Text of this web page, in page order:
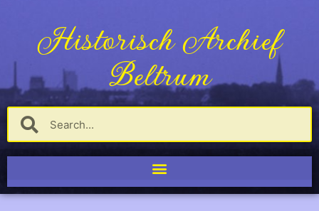
Historisch Archief
Beltrum